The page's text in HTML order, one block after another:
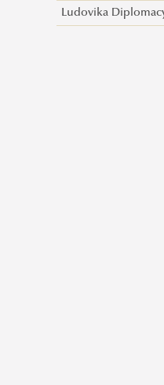
Török ösztöndíj
Ludovika